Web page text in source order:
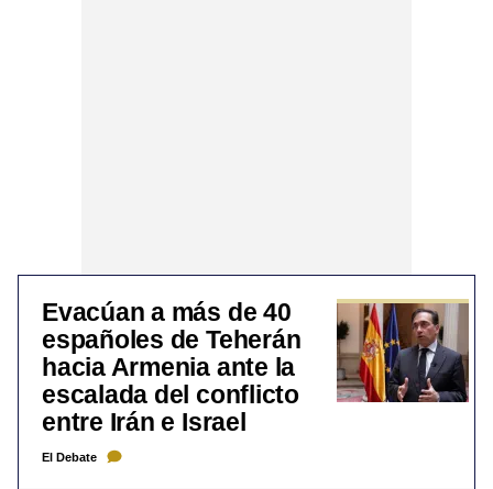
Evacúan a más de 40
españoles de Teherán
hacia Armenia ante la
escalada del conflicto
entre Irán e Israel
El Debate